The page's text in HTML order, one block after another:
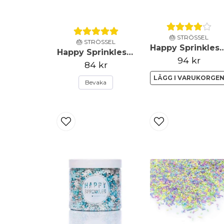
🎂 STRÖSSEL
Happy Sprinkles - Strössel - Pastel Vibes - 90g
84 kr
Bevaka
🎂 STRÖSSEL
Happy Sprinkles -
94 kr
LÄGG I VARUKORGEN